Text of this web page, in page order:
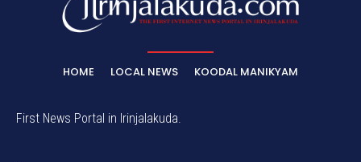
HOME LOCAL NEWS KOODAL MANIKYAM
First News Portal in Irinjalakuda.